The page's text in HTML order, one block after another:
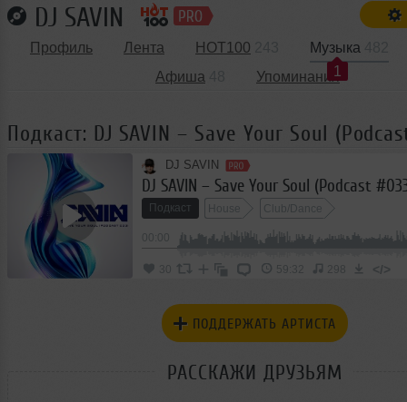
DJ SAVIN
Профиль Лента HOT100
Музыка
1
Афиша
Упоминания
Подкаст: DJ SAVIN – Save Your Soul
DJ SAVIN
DJ SAVIN – Save Your Soul (Podcast
Подкаст House Club/Dance
30 59:32 298 </>
ПОДДЕРЖАТЬ АРТИСТА
РАССКАЖИ ДРУЗЬЯМ